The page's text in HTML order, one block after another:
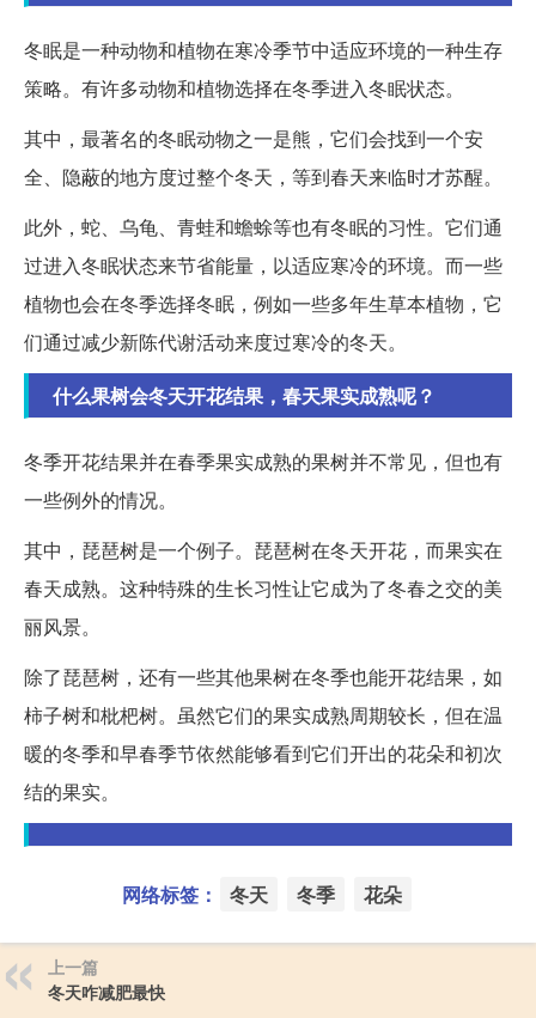
冬眠是一种动物和植物在寒冷季节中适应环境的一种生存
策略。有许多动物和植物选择在冬季进入冬眠状态。
其中，最著名的冬眠动物之一是熊，它们会找到一个安
全、隐蔽的地方度过整个冬天，等到春天来临时才苏醒。
此外，蛇、乌龟、青蛙和蟾蜍等也有冬眠的习性。它们通
过进入冬眠状态来节省能量，以适应寒冷的环境。而一些
植物也会在冬季选择冬眠，例如一些多年生草本植物，它
们通过减少新陈代谢活动来度过寒冷的冬天。
什么果树会冬天开花结果，春天果实成熟呢？
冬季开花结果并在春季果实成熟的果树并不常见，但也有
一些例外的情况。
其中，琵琶树是一个例子。琵琶树在冬天开花，而果实在
春天成熟。这种特殊的生长习性让它成为了冬春之交的美
丽风景。
除了琵琶树，还有一些其他果树在冬季也能开花结果，如
柿子树和枇杷树。虽然它们的果实成熟周期较长，但在温
暖的冬季和早春季节依然能够看到它们开出的花朵和初次
结的果实。
网络标签： 冬天 冬季 花朵
上一篇
冬天咋减肥最快